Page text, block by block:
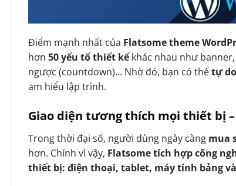
Điểm mạnh nhất của Flatsome theme
hơn 50 yếu tố thiết kếkhác nhau như
ngược (countdown)… Nhờ đó, bạn có thểtự
am hiểu lập trình.
Giao diện tương thích mọi thiết bị –
Trong thời đại số, người dùng ngày càng mua
hơn. Chính vì vậy, Flatsome tích hợp công
thiết bị: điện thoại, tablet, máy tính bảng và